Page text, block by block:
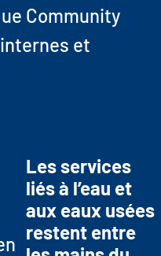
Community
et
Les services
liés à l’eau et
aux eaux usées
restent entre